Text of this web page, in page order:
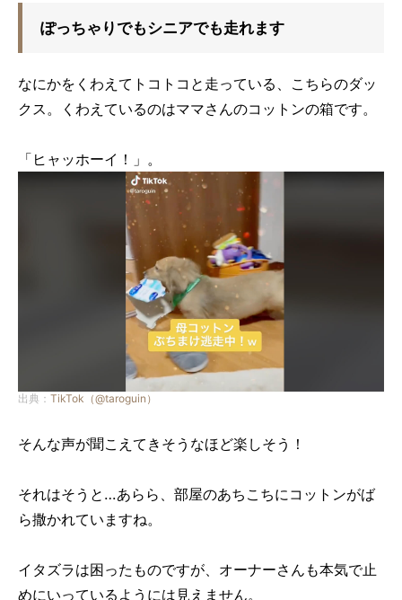
ぽっちゃりでもシニアでも走れます
なにかをくわえてトコトコと走っている、こちらのダッ
クス。くわえているのはママさんのコットンの箱です。
「ヒャッホーイ！」。
出典： TikTok（@taroguin）
そんな声が聞こえてきそうなほど楽しそう！
それはそうと…あらら、部屋のあちこちにコットンがば
ら撒かれていますね。
イタズラは困ったものですが、オーナーさんも本気で止
めにいっているようには見えません。